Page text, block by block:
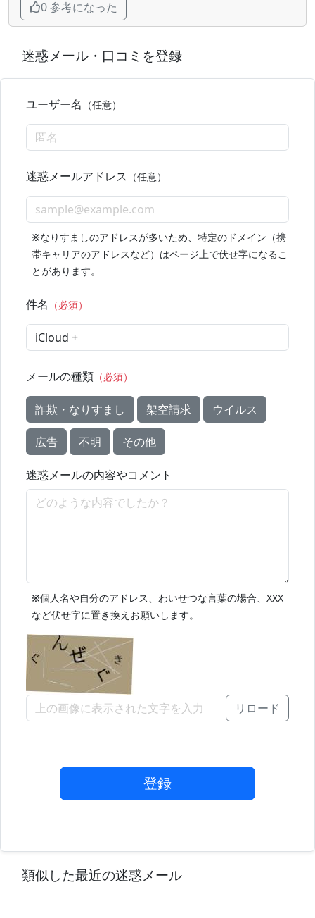
0 参考になった
迷惑メール・口コミを登録
ユーザー名 （任意）
迷惑メールアドレス （任意）
※なりすましのアドレスが多いため、特定のドメイン（携
帯キャリアのアドレスなど）はページ上で伏せ字になるこ
とがあります。
件名 （必須）
メールの種類 （必須）
詐欺・なりすまし 架空請求 ウイルス
広告 不明 その他
迷惑メールの内容やコメント
※個人名や自分のアドレス、わいせつな言葉の場合、XXX
など伏せ字に置き換えお願いします。
リロード
登録
類似した最近の迷惑メール